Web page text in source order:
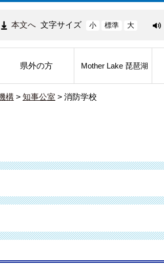
本文へ 文字サイズ 小 標準 大
県外の方 Mother Lake 琵琶湖
構 > 知事公室 > 消防学校